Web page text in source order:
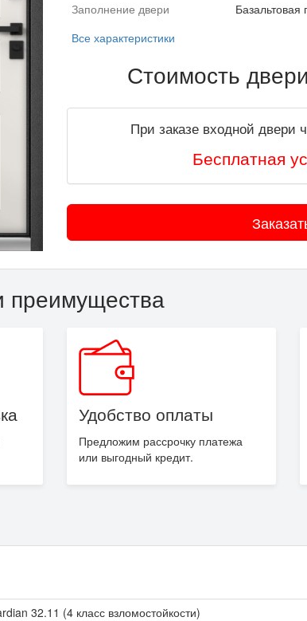
Заполнение двери
Базальтовая
Все характеристики
Стоимость
При заказе входной двери
Бесплатная
Удобство оплаты
Предложим рассрочку платежа
или выгодный кредит.
32.11 (4 класс взломостойкости)